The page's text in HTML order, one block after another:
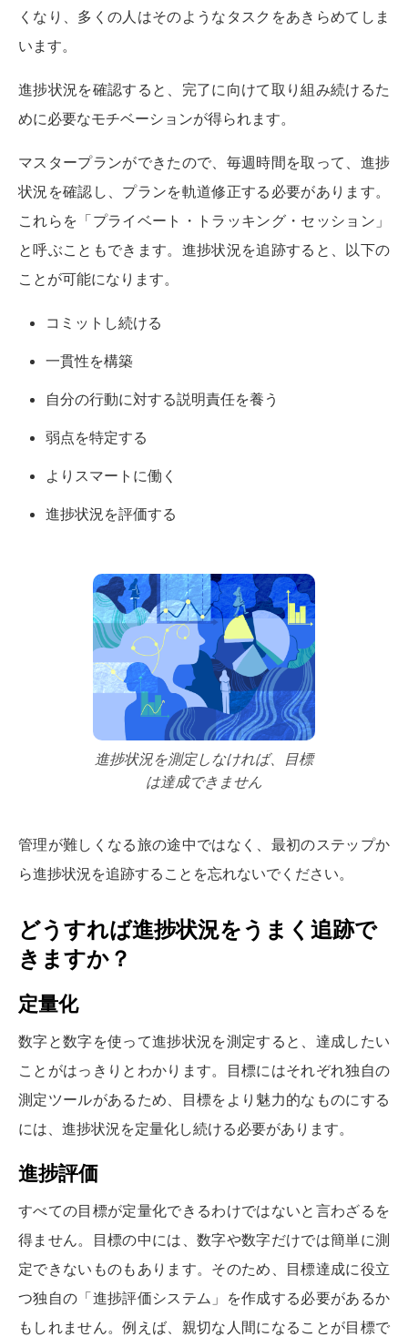
くなり、多くの人はそのようなタスクをあきらめてしま
います。
進捗状況を確認すると、完了に向けて取り組み続けるた
めに必要なモチベーションが得られます。
マスタープランができたので、毎週時間を取って、進捗
状況を確認し、プランを軌道修正する必要があります。
これらを「プライベート・トラッキング・セッション」
と呼ぶこともできます。進捗状況を追跡すると、以下の
ことが可能になります。
コミットし続ける
一貫性を構築
自分の行動に対する説明責任を養う
弱点を特定する
よりスマートに働く
進捗状況を評価する
進捗状況を測定しなければ、目標
は達成できません
管理が難しくなる旅の途中ではなく、最初のステップか
ら進捗状況を追跡することを忘れないでください。
どうすれば進捗状況をうまく追跡で
きますか？
定量化
数字と数字を使って進捗状況を測定すると、達成したい
ことがはっきりとわかります。目標にはそれぞれ独自の
測定ツールがあるため、目標をより魅力的なものにする
には、進捗状況を定量化し続ける必要があります。
進捗評価
すべての目標が定量化できるわけではないと言わざるを
得ません。目標の中には、数字や数字だけでは簡単に測
定できないものもあります。そのため、目標達成に役立
つ独自の「進捗評価システム」を作成する必要があるか
もしれません。例えば、親切な人間になることが目標で